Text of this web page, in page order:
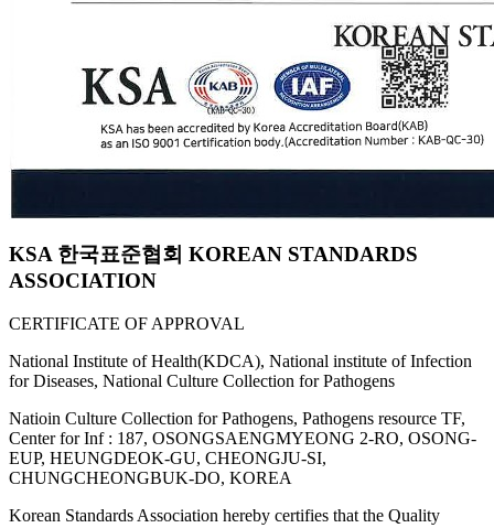
KSA 한국표준협회 KOREAN STANDARDS
ASSOCIATION
CERTIFICATE OF APPROVAL
National Institute of Health(KDCA), National institute of Infection
for Diseases, National Culture Collection for Pathogens
Natioin Culture Collection for Pathogens, Pathogens resource TF,
Center for Inf : 187, OSONGSAENGMYEONG 2-RO, OSONG-
EUP, HEUNGDEOK-GU, CHEONGJU-SI,
CHUNGCHEONGBUK-DO, KOREA
Korean Standards Association hereby certifies that the Quality